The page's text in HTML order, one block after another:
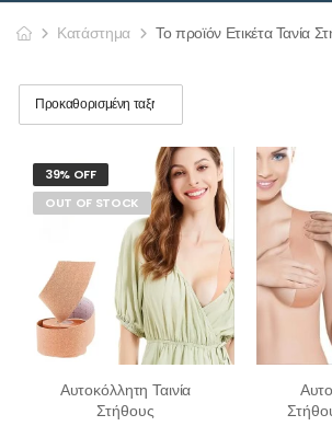
Κατάστημα Το προϊόν Ετικέτα Τανία
39% OFF
OUT OF STOCK
Αυτοκόλλητη Ταινία
Στήθους